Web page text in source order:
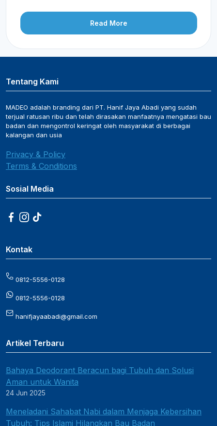
Read More
Tentang Kami
MADEO adalah branding dari PT. Hanif Jaya Abadi yang sudah
terjual ratusan ribu dan telah dirasakan manfaatnya mengatasi bau
badan dan mengontrol keringat oleh masyarakat di berbagai
kalangan dan usia
Privacy & Policy
Terms & Conditions
Sosial Media
Kontak
0812-5556-0128
0812-5556-0128
hanifjayaabadi@gmail.com
Artikel Terbaru
Bahaya Deodorant Beracun bagi Tubuh dan Solusi
Aman untuk Wanita
24 Jun 2025
Meneladani Sahabat Nabi dalam Menjaga Kebersihan
Tubuh: Tips Islami Hilangkan Bau Badan